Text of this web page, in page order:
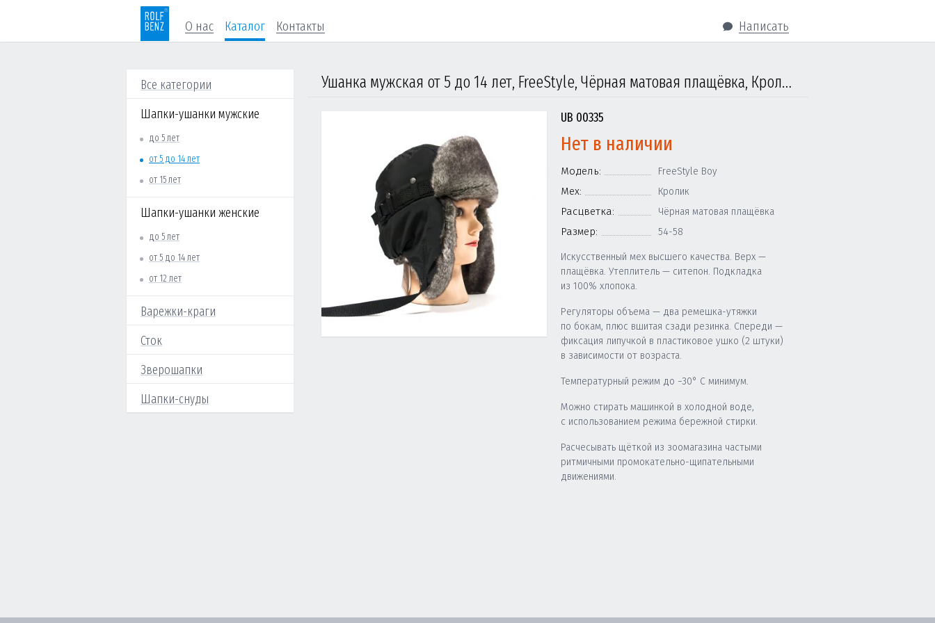
О нас Каталог Контакты Написать
Все категории
Шапки-ушанки мужские
до 5 лет
от 5 до 14 лет
от 15 лет
Шапки-ушанки женские
до 5 лет
от 5 до 14 лет
от 12 лет
Варежки-краги
Сток
Зверошапки
Шапки-снуды
Ушанка мужская от 5 до 14 лет, FreeStyle, Чёрная матовая плащёвка, Кролик
UB 00335
Нет в наличии
Модель: FreeStyle Boy
Мех: Кролик
Расцветка: Чёрная матовая плащёвка
Размер: 54-58
Искусственный мех высшего качества. Верх —
плащёвка. Утеплитель — ситепон. Подкладка
из 100% хлопока.
Регуляторы объема — два ремешка-утяжки
по бокам, плюс вшитая сзади резинка. Спереди —
фиксация липучкой в пластиковое ушко (2 штуки)
в зависимости от возраста.
Температурный режим до −30° C минимум.
Можно стирать машинкой в холодной воде,
с использованием режима бережной стирки.
Расчесывать щёткой из зоомагазина частыми
ритмичными промокательно-щипательными
движениями.